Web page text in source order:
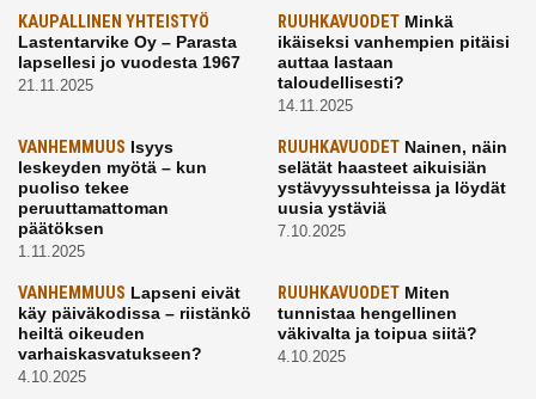
KAUPALLINEN YHTEISTYÖ
Lastentarvike Oy – Parasta
lapsellesi jo vuodesta 1967
21.11.2025
RUUHKAVUODETMinkä
ikäiseksi vanhempien pitäisi
auttaa lastaan
taloudellisesti?
14.11.2025
VANHEMMUUS Isyys
leskeyden myötä – kun
puoliso tekee
peruuttamattoman
päätöksen
1.11.2025
RUUHKAVUODETNainen, näin
selätät haasteet aikuisiän
ystävyyssuhteissa ja löydät
uusia ystäviä
7.10.2025
VANHEMMUUS Lapseni eivät
käy päiväkodissa – riistänkö
heiltä oikeuden
varhaiskasvatukseen?
4.10.2025
RUUHKAVUODETMiten
tunnistaa hengellinen
väkivalta ja toipua siitä?
4.10.2025